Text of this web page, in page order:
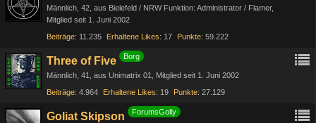
Männlich 42 aus Bielefeld / NRW Funktion: Administrator / Flamer
Mitglied seit 1. Juni 2002
Beiträge 11.235 Erhaltene Likes 17 Punkte 59.222
Three of Five Borg
Männlich 41 aus Unimatrix 01
Mitglied seit 1. Juni 2002
Beiträge 4.964 Erhaltene Likes 19 Punkte 27.129
Goliat Skipson ForumsGolly